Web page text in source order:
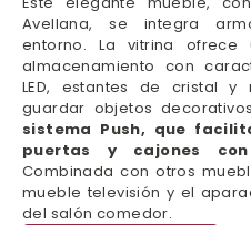
Avellana, se integra
entorno. La vitrina
almacenamiento con
LED, estantes de cristal
guardar objetos
sistema Push, que
puertas y cajones
Combinada con otros
mueble televisión y el
del salón comedor.